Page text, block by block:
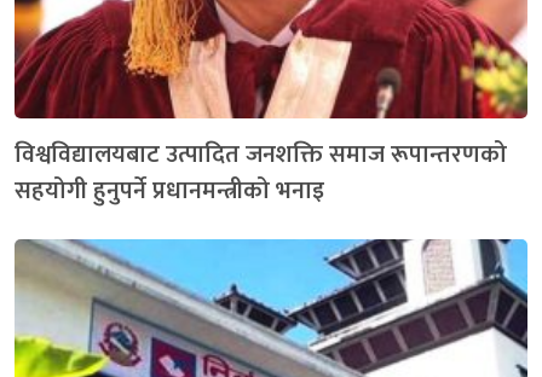
विश्वविद्यालयबाट उत्पादित जनशक्ति समाज रूपान्तरणको
सहयोगी हुनुपर्ने प्रधानमन्त्रीको भनाइ